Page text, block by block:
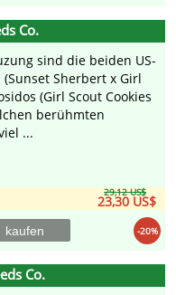
Co.
sind die beiden US-
Sherbert x Girl
(Girl Scout Cookies
berühmten
...
29,12 US$
23,30 US$
-20%
kaufen
Co.